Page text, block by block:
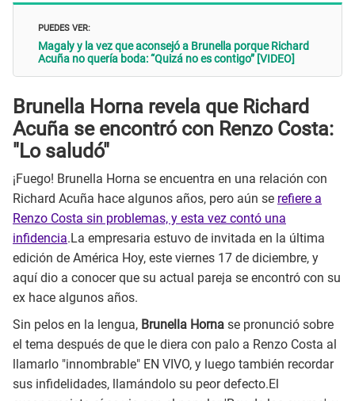
PUEDES VER:
Magaly y la vez que aconsejó a Brunella porque Richard
Acuña no quería boda: “Quizá no es contigo” [VIDEO]
Brunella Horna revela que Richard
Acuña se encontró con Renzo Costa:
"Lo saludó"
¡Fuego! Brunella Horna se encuentra en una relación con
Richard Acuña hace algunos años, pero aún se refiere a
Renzo Costa sin problemas, y esta vez contó una
infidencia.La empresaria estuvo de invitada en la última
edición de América Hoy, este viernes 17 de diciembre, y
aquí dio a conocer que su actual pareja se encontró con su
ex hace algunos años.
Sin pelos en la lengua, Brunella Horna se pronunció sobre
el tema después de que le diera con palo a Renzo Costa al
llamarlo "innombrable" EN VIVO, y luego también recordar
sus infidelidades, llamándolo su peor defecto.El